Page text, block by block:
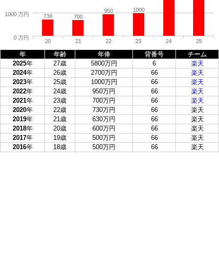
730 700
950 1000
20 21 22 23 24 25
0 万円
1000 万円
年 年齢 年俸 背番号
チーム
2025年 27歳 5800万円 6
楽天
2024年 26歳 2700万円 66
楽天
2023年 25歳 1000万円 66
楽天
2022年 24歳 950万円 66
楽天
2021年 23歳 700万円 66
楽天
2020年 22歳 730万円 66
楽天
2019年 21歳 630万円 66
楽天
2018年 20歳 600万円 66
楽天
2017年 19歳 500万円 66
楽天
2016年 18歳 500万円 66 楽天